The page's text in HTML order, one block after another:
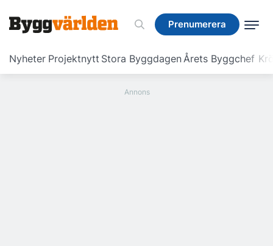
Prenumerera
Nyheter Projektnytt Stora ByggdagenÅrets Byggchef
Prenumerera